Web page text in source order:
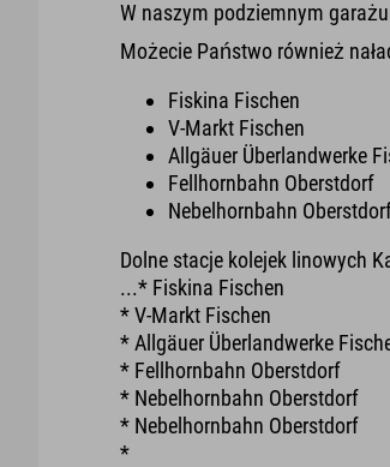
W naszym podziemnym
Możecie Państwo również
Fiskina Fischen
V-Markt Fischen
Allgäuer Überlandwerke
Fellhornbahn Oberstdorf
Nebelhornbahn
Dolne stacje kolejek linowych
...* Fiskina Fischen
* V-Markt Fischen
* Allgäuer Überlandwerke
* Fellhornbahn Oberstdorf
* Nebelhornbahn Oberstdorf
* Nebelhornbahn Oberstdorf
*